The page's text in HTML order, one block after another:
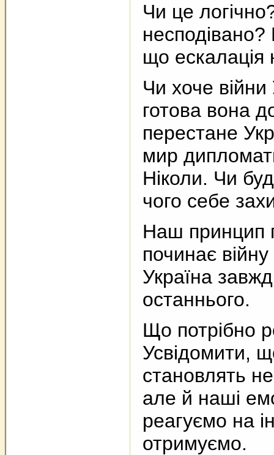
Чи це
що ескалація
Чи хоче
готова вона
перестане
мир
Ніколи. Чи
чого себе
Наш принцип
починає
Україна
останнього.
Що потрібно
Усвідомити,
становлять
але й наші
реагуємо на
отримуємо.